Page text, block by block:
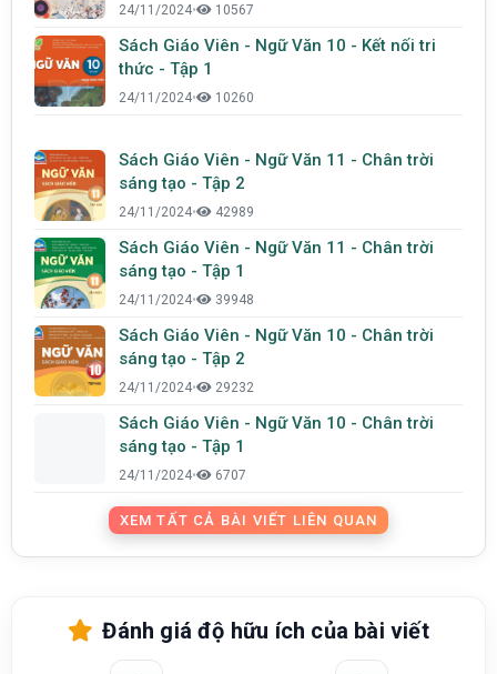
24/11/2024• 10567
Sách Giáo Viên - Ngữ Văn 10 - Kết nối tri
thức - Tập 1
24/11/2024• 10260
Sách Giáo Viên - Ngữ Văn 11 - Chân trời
sáng tạo - Tập 2
24/11/2024• 42989
Sách Giáo Viên - Ngữ Văn 11 - Chân trời
sáng tạo - Tập 1
24/11/2024• 39948
Sách Giáo Viên - Ngữ Văn 10 - Chân trời
sáng tạo - Tập 2
24/11/2024• 29232
Sách Giáo Viên - Ngữ Văn 10 - Chân trời
sáng tạo - Tập 1
24/11/2024• 6707
XEM TẤT CẢ BÀI VIẾT LIÊN QUAN
Đánh giá độ hữu ích của bài viết